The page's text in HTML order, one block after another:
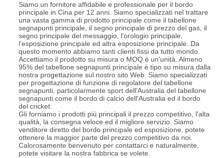
Siamo un fornitore affidabile e professionale per il bordo
principale in Cina per 12 anni. Siamo specializzati nel trattare
una vasta gamma di prodotto principale come il tabellone
segnapunti principale, il segno principale di prezzo del gas, il
segno principale del messaggio, l'orologio principale,
l'esposizione principale ed altra esposizione principale. Da
questo momento abbiamo tanti clienti fissi da tutto mondo.
Accettiamo il prodotto su misura o MOQ è un'unità. Almeno
95% del tabellone segnapunti principale è tipo su misura dalla
nostra progettazione sul nostro sito Web. Siamo specializzati
per progettazione di funzione di regolatore del tabellone
segnapunti, particolarmente sport dell'Australia del tabellone
segnapunti come il bordo di calcio dell'Australia ed il bordo
del cricket.
Gli forniamo i prodotti più principali il prezzo competitivo, l'alta
qualità, la consegna veloce ed il migliore servizio. Siamo
venditore diretto del bordo principale ed esposizione, potete
ottenere la maggior parte del prezzo competitivo da noi.
Calorosamente benvenuto per contattarci e naturalmente,
potete visitare la nostra fabbrica se volete.